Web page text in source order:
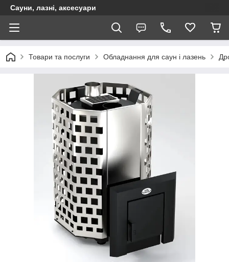
Сауни, лазні, аксесуари
Товари та послуги Обладнання для саун і лазень